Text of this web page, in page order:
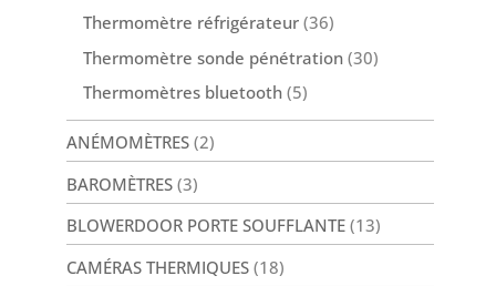
Thermomètre réfrigérateur (36)
Thermomètre sonde pénétration (30)
Thermomètres bluetooth (5)
ANÉMOMÈTRES (2)
BAROMÈTRES (3)
BLOWERDOOR PORTE SOUFFLANTE (13)
CAMÉRAS THERMIQUES (18)